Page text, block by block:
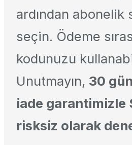
ardından abonelik
seçin. Ödeme
kodunuzu
Unutmayın, 30
iade garantimizle
risksiz olarak